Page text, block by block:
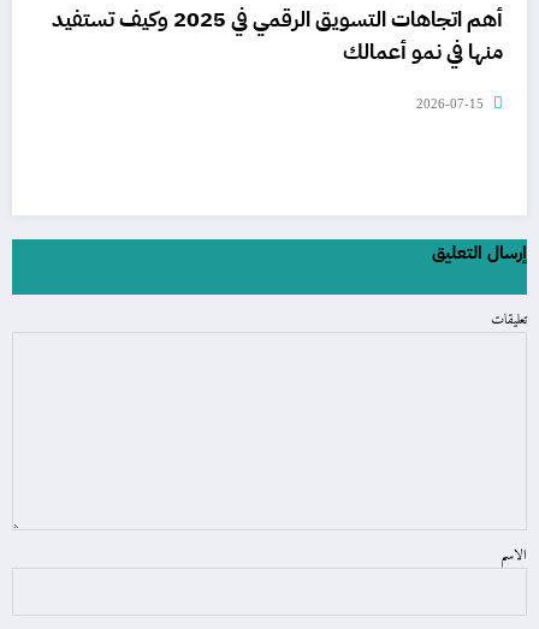
أهم اتجاهات التسويق الرقمي في 2025 وكيف تستفيد
منها في نمو أعمالك
2026-07-15
إرسال التعليق
تعليقات
الاسم